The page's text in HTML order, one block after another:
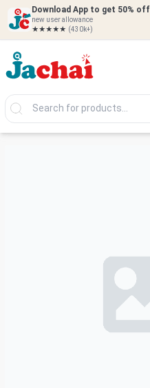
Download App to get 50% off
new user allowance
★★★★★ (430k+)